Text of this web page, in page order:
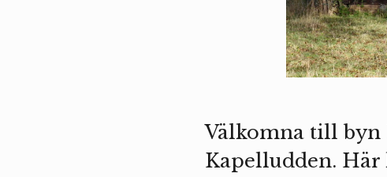
Välkomna till byn
Kapelludden.